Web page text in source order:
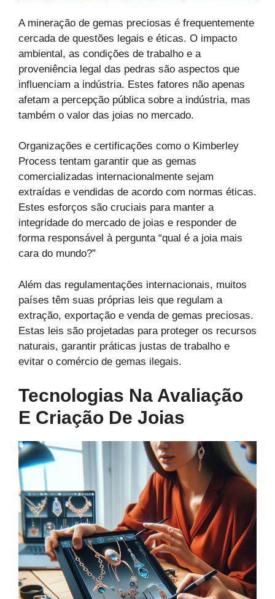
A mineração de gemas preciosas é frequentemente
cercada de questões legais e éticas. O impacto
ambiental, as condições de trabalho e a
proveniência legal das pedras são aspectos que
influenciam a indústria. Estes fatores não apenas
afetam a percepção pública sobre a indústria, mas
também o valor das joias no mercado.
Organizações e certificações como o Kimberley
Process tentam garantir que as gemas
comercializadas internacionalmente sejam
extraídas e vendidas de acordo com normas éticas.
Estes esforços são cruciais para manter a
integridade do mercado de joias e responder de
forma responsável à pergunta “qual é a joia mais
cara do mundo?”
Além das regulamentações internacionais, muitos
países têm suas próprias leis que regulam a
extração, exportação e venda de gemas preciosas.
Estas leis são projetadas para proteger os recursos
naturais, garantir práticas justas de trabalho e
evitar o comércio de gemas ilegais.
Tecnologias Na Avaliação
E Criação De Joias